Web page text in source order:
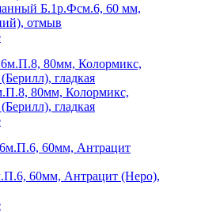
Б.1р.Фсм.6, 60 мм,
отмыв
80мм, Колормикс,
гладкая
60мм, Антрацит (Неро),